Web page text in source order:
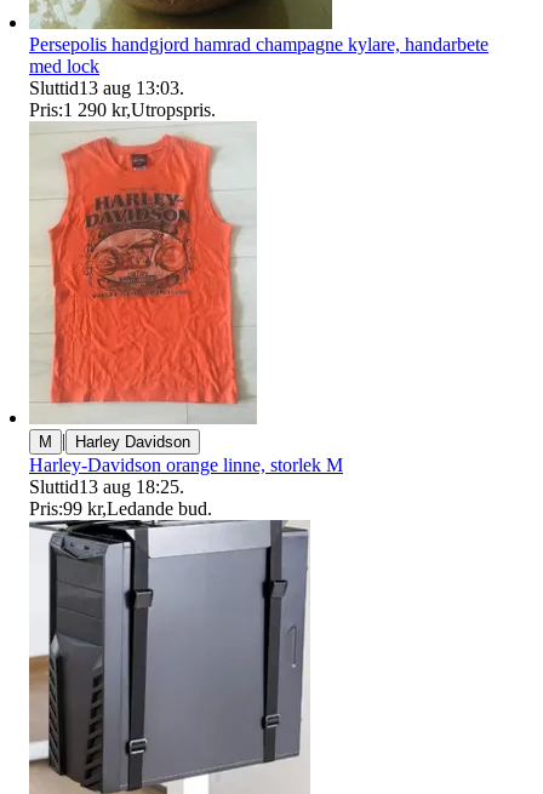
Persepolis handgjord hamrad champagne kylare, handarbete
med lock
Sluttid13 aug 13:03.
Pris:1 290 kr,Utropspris.
M | Harley Davidson
Harley-Davidson orange linne, storlek M
Sluttid13 aug 18:25.
Pris:99 kr,Ledande bud.